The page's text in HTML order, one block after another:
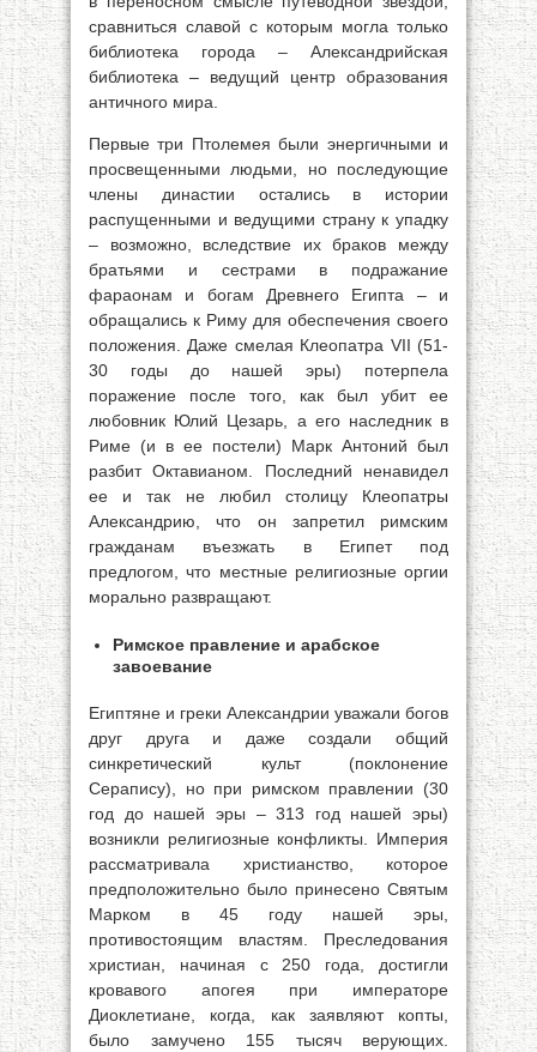
сравниться славой с которым могла только
библиотека города – Александрийская
библиотека – ведущий центр образования
античного мира.
Первые три Птолемея были энергичными и
просвещенными людьми, но последующие
члены династии остались в истории
распущенными и ведущими страну к упадку
– возможно, вследствие их браков между
братьями и сестрами в подражание
фараонам и богам Древнего Египта – и
обращались к Риму для обеспечения своего
положения. Даже смелая Клеопатра VII (51-
30 годы до нашей эры) потерпела
поражение после того, как был убит ее
любовник Юлий Цезарь, а его наследник в
Риме (и в ее постели) Марк Антоний был
разбит Октавианом. Последний ненавидел
ее и так не любил столицу Клеопатры
Александрию, что он запретил римским
гражданам въезжать в Египет под
предлогом, что местные религиозные оргии
морально развращают.
Римское правление и арабское
завоевание
Египтяне и греки Александрии уважали богов
друг друга и даже создали общий
синкретический культ (поклонение
Серапису), но при римском правлении (30
год до нашей эры – 313 год нашей эры)
возникли религиозные конфликты. Империя
рассматривала христианство, которое
предположительно было принесено Святым
Марком в 45 году нашей эры,
противостоящим властям. Преследования
христиан, начиная с 250 года, достигли
кровавого апогея при императоре
Диоклетиане, когда, как заявляют копты,
было замучено 155 тысяч верующих.